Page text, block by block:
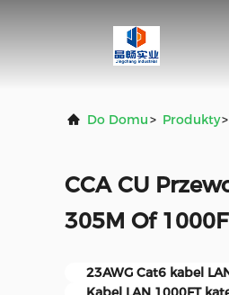
Do Domu> Produkty>
CCA CU
305M Of
23AWG Cat6 kabel